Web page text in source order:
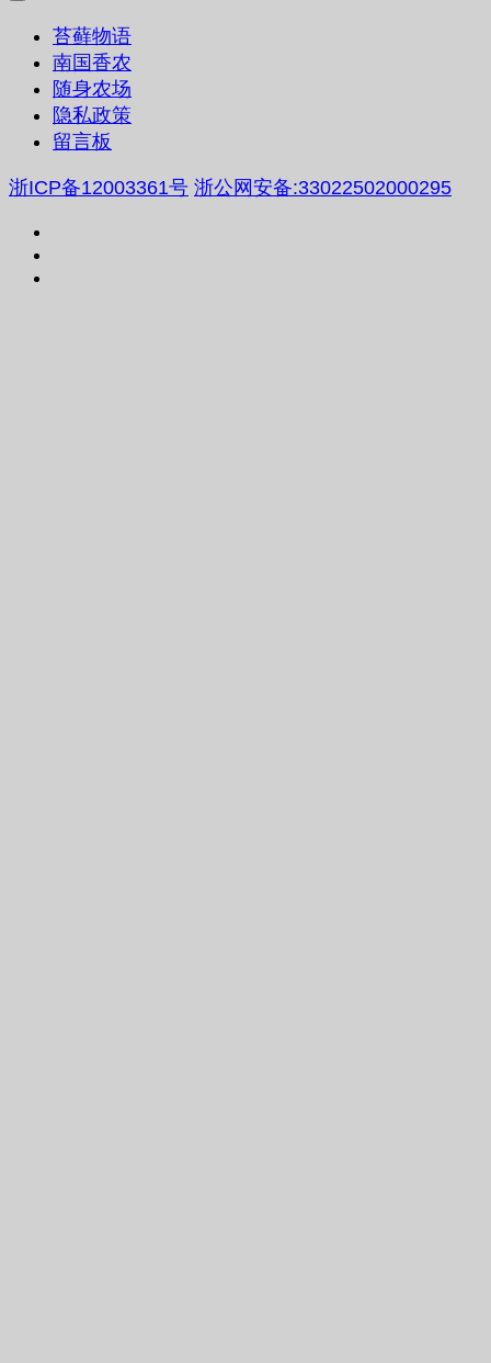
苔藓物语
南国香农
随身农场
隐私政策
留言板
浙ICP备12003361号 浙公网安备:33022502000295